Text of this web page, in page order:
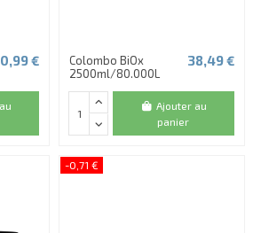
€
Colombo BiOx
2500ml/80.000L
38,49 €
Ajouter au
panier
-0,71 €